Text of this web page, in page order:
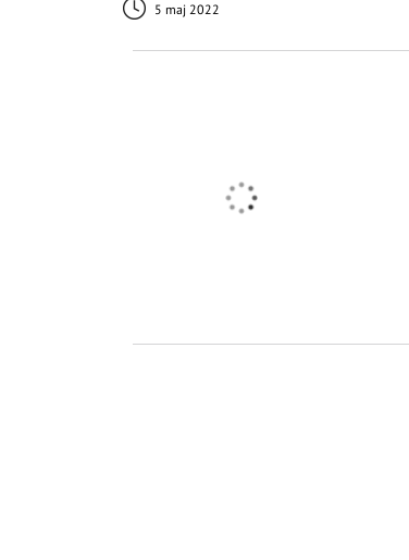
5 maj 2022